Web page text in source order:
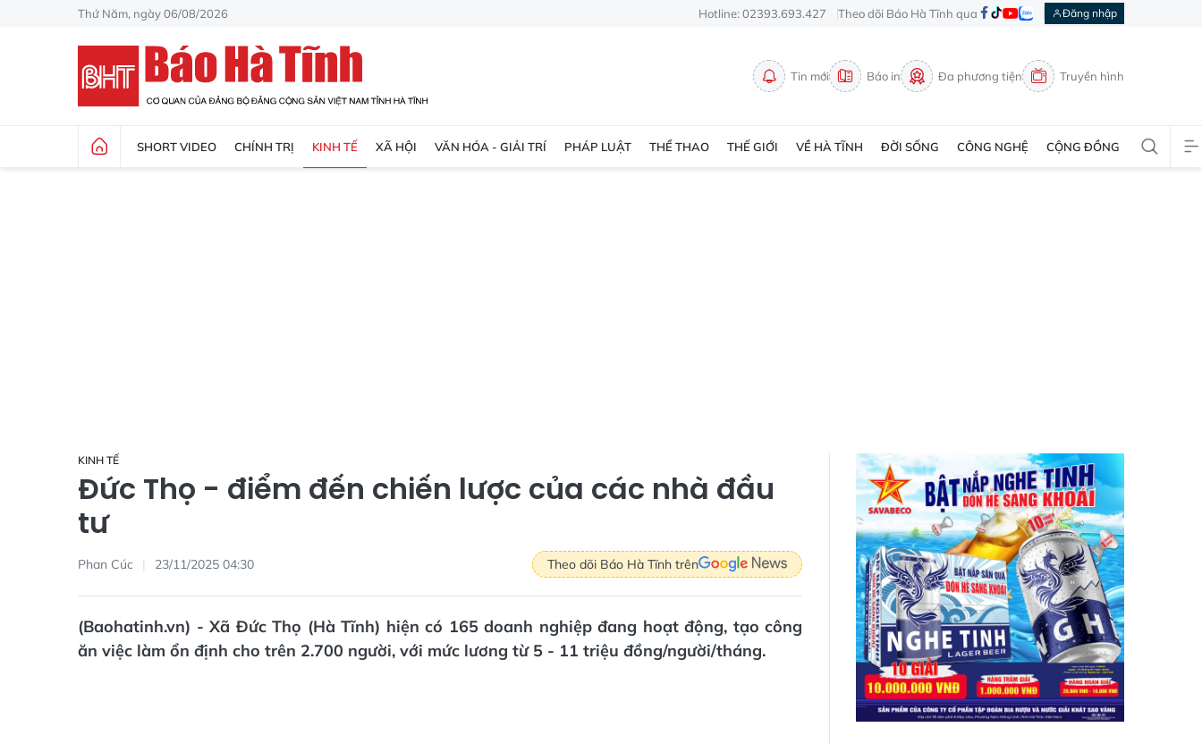
Thứ Năm, ngày 06/08/2026 Hotline: 02393.693.427 Theo dõi Báo Hà Tĩnh qua Đăng nhập
Tin mới Báo in Đa phương tiện Truyền hình
SHORT VIDEO CHÍNH TRỊ KINH TẾ XÃ HỘI VĂN HÓA - GIẢI TRÍ PHÁP LUẬT THỂ THAO THẾ GIỚI VỀ HÀ TĨNH ĐỜI SỐNG CÔNG NGHỆ CỘNG ĐỒNG
KINH TẾ
Đức Thọ - điểm đến chiến lược của các nhà đầu
tư
Phan Cúc 23/11/2025 04:30 Theo dõi Báo Hà Tĩnh trên
(Baohatinh.vn) - Xã Đức Thọ (Hà Tĩnh) hiện có 165 doanh nghiệp đang hoạt động, tạo công
ăn việc làm ổn định cho trên 2.700 người, với mức lương từ 5 - 11 triệu đồng/người/tháng.